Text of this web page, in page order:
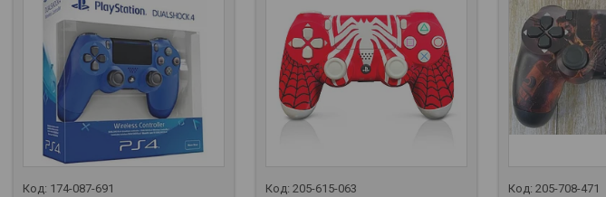
174-087-691 205-615-063 205-708-471